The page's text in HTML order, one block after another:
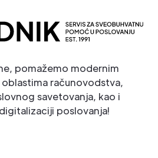
pomažemo modernim
oblastima računovodstva,
savetovanja, kao i
poslovanja!